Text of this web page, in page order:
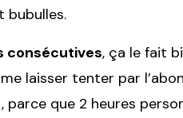
bubulles.
consécutives, ça le fait
laisser tenter par
que 2 heures